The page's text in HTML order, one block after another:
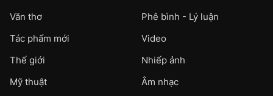
Văn thơ
Phê bình - Lý luận
Tác phẩm mới
Video
Thế giới
Nhiếp ảnh
Mỹ thuật
Âm nhạc